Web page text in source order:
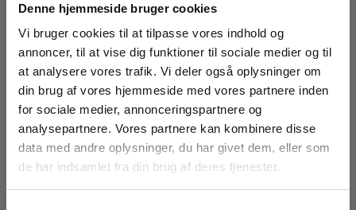
Denne hjemmeside bruger cookies
Vi bruger cookies til at tilpasse vores indhold og
annoncer, til at vise dig funktioner til sociale medier og til
at analysere vores trafik. Vi deler også oplysninger om
din brug af vores hjemmeside med vores partnere inden
for sociale medier, annonceringspartnere og
analysepartnere. Vores partnere kan kombinere disse
data med andre oplysninger, du har givet dem, eller som
de har indsamlet fra din brug af deres tjenester.